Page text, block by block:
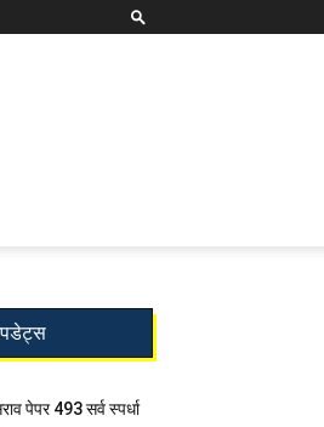
पेपर 493 सर्व स्पर्धा